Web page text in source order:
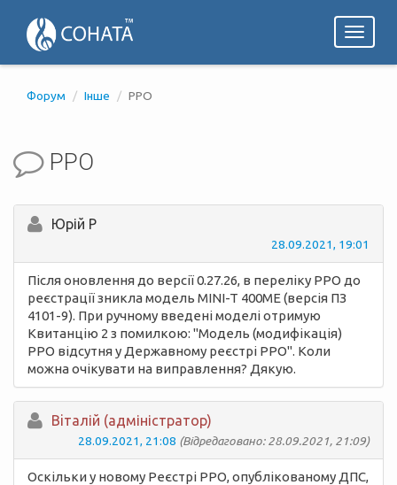
Toggle
Форум Інше РРО
РРО
Юрій Р
28.09.2021, 19:01
Після оновлення до версії 0.27.26, в переліку РРО до
реєстрації зникла модель MINI-T 400ME (версія ПЗ
4101-9). При ручному введені моделі отримую
Квитанцію 2 з помилкою: "Модель (модифiкацiя)
РРО вiдсутня у Державному реєстрi РРО". Коли
можна очікувати на виправлення? Дякую.
Вiталій (адміністратор)
28.09.2021, 21:08 (Відредаговано: 28.09.2021, 21:09)
Оскільки у новому Реєстрі РРО, опублікованому ДПС,